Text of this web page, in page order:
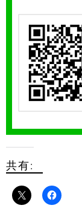
共有: